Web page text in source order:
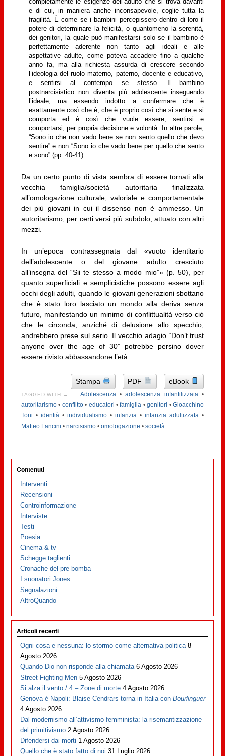
completamente le esigenze dell’adulto che si trova davanti
e di cui, in maniera anche inconsapevole, coglie tutta la
fragilità. È come se i bambini percepissero dentro di loro il
potere di determinare la felicità, o quantomeno la serenità,
dei genitori, la quale può manifestarsi solo se il bambino è
perfettamente aderente non tanto agli ideali e alle
aspettative adulte, come poteva accadere fino a qualche
anno fa, ma alla richiesta assurda di crescere secondo
l’ideologia del ruolo materno, paterno, docente e educativo,
e sentirsi al contempo se stesso. Il bambino
postnarcisistico non diventa più adolescente inseguendo
l’ideale, ma essendo indotto a confermare che è
esattamente così che è, che è proprio così che si sente e si
comporta ed è così che vuole essere, sentirsi e
comportarsi, per propria decisione e volontà. In altre parole,
“Sono io che non vado bene se non sento quello che devo
sentire” e non “Sono io che vado bene per quello che sento
e sono” (pp. 40-41).
Da un certo punto di vista sembra di essere tornati alla
vecchia famiglia/società autoritaria finalizzata
all’omologazione culturale, valoriale e comportamentale
dei più giovani in cui il dissenso non è ammesso. Un
autoritarismo, per certi versi più subdolo, attuato con altri
mezzi.
In un’epoca contrassegnata dal «vuoto identitario
dell’adolescente o del giovane adulto cresciuto
all’insegna del “Sii te stesso a modo mio”» (p. 50), per
quanto superficiali e semplicistiche possono essere agli
occhi degli adulti, quando le giovani generazioni sbottano
che è stato loro lasciato un mondo alla deriva senza
futuro, manifestando un minimo di conflittualità verso ciò
che le circonda, anziché di delusione allo specchio,
andrebbero prese sul serio. Il vecchio adagio “Don’t trust
anyone over the age of 30” potrebbe persino dover
essere rivisto abbassandone l’età.
Stampa PDF eBook
TAGGED WITH → Adolescenza •adolescenza infantilizzata •
autoritarismo• conflitto• educatori •famiglia •genitori •Gioacchino
Toni • identià • individualismo•infanzia •infanzia adultizzata •
Matteo Lancini • narcisismo• omologazione • società
Contenuti
Interventi
Recensioni
Controinformazione
Interviste
Testi
Poesia
Cinema & tv
Schegge taglienti
Cronache del pre-bomba
I suonatori Jones
Segnalazioni
AltroQuando
Articoli recenti
Ogni cosa e nessuna: lo stormo come alternativa politica 8
Agosto 2026
Quando Dio non risponde alla chiamata 6 Agosto 2026
Street Fighting Men 5 Agosto 2026
Si alza il vento / 4 – Zone di morte 4 Agosto 2026
Genova è Napoli: Blaise Cendrars torna in Italia conBourlinguer
4 Agosto 2026
Dal modernismo all’attivismo femminista: la risemantizzazione
del primitivismo 2 Agosto 2026
Difendersi dai morti 1 Agosto 2026
Quello che è stato fatto di noi 31 Luglio 2026